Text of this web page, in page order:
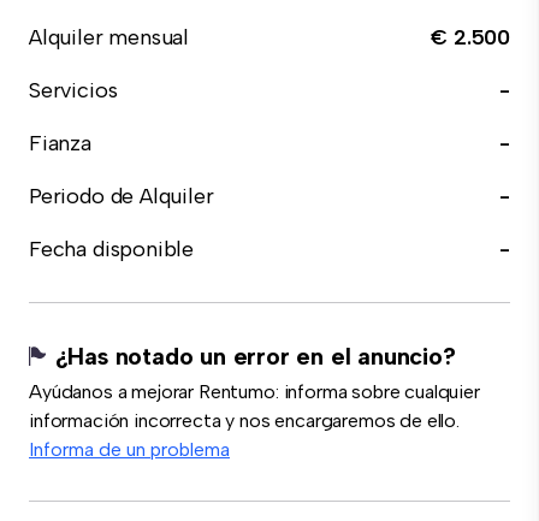
Alquiler mensual
€ 2.500
Servicios
-
Fianza
-
Periodo de Alquiler
-
Fecha disponible
-
¿Has notado un error en el anuncio?
Ayúdanos a mejorar Rentumo: informa sobre cualquier
información incorrecta y nos encargaremos de ello.
Informa de un problema